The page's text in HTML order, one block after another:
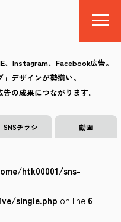
Instagram、Facebook広告。
デザインが勢揃い。
の成果につながります。
SNSチラシ 動画
htk00001/sns-
single.php on line 6